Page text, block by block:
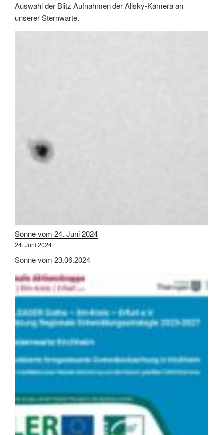
Auswahl der Blitz Aufnahmen der Allsky-Kamera an
unserer Sternwarte.
Sonne vom 24. Juni 2024
24. Juni 2024
Sonne vom 23.06.2024